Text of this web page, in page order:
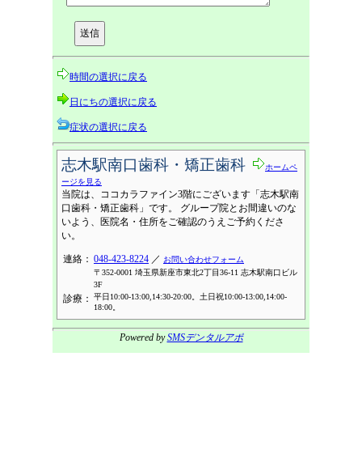
時間の選択に戻る
日にちの選択に戻る
症状の選択に戻る
志木駅南口歯科・矯正歯科
ホームペ
ージを見る
当院は、ココカラファイン3階にございます「志木駅南
口歯科・矯正歯科」です。 グループ院とお間違いのな
いよう、医院名・住所をご確認のうえご予約くださ
い。
連絡： 048-423-8224 ／ お問い合わせフォーム
〒352-0001 埼玉県新座市東北2丁目36-11 志木駅南口ビル
3F
診療：
平日10:00-13:00,14:30-20:00。土日祝10:00-13:00,14:00-
18:00。
Powered bySMSデンタルアポ